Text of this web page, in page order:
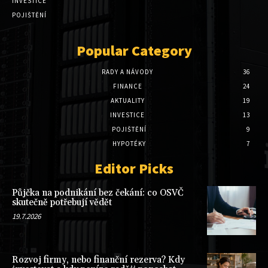
POJIŠTĚNÍ
Popular Category
RADY A NÁVODY
36
FINANCE
24
AKTUALITY
19
INVESTICE
13
POJIŠTĚNÍ
9
HYPOTÉKY
7
Editor Picks
Půjčka na podnikání bez čekání: co OSVČ
skutečně potřebují vědět
19.7.2026
Rozvoj firmy, nebo finanční rezerva? Kdy